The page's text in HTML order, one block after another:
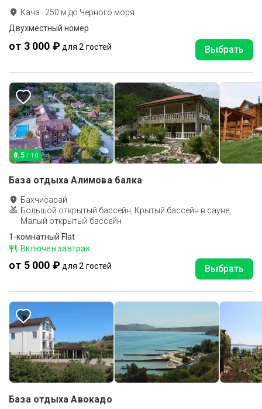
Кача · 250 м до Черного моря
Двухместный номер
от 3 000 ₽ для 2 гостей Выбрать
8.5 / 10
База отдыха Алимова балка
Бахчисарай
Большой открытый бассейн, Крытый бассейн в сауне,
Малый открытый бассейн
1-комнатный Flat
Включен завтрак
от 5 000 ₽ для 2 гостей Выбрать
База отдыха Авокадо